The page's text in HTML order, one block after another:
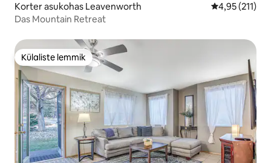
Korter asukohas Leavenworth Keskmine
4,95 (211)
Das Mountain Retreat
Külaliste lemmik
Külaliste lemmik